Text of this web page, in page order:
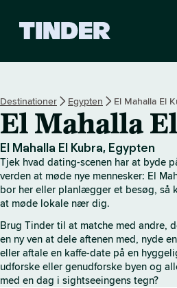
r
s
s
t
a
r
t
d
e
Destinationer Egypten El Mahalla El
El Mahalla
El Mahalla El Kubra, Egypten
Tjek hvad dating-scenen har at byde
verden at møde nye mennesker: El
bor her eller planlægger et besøg, så
at møde lokale nær dig.
Brug Tinder til at matche med andre,
en ny ven at dele aftenen med, nyde
eller aftale en kaffe-date på en
udforske eller genudforske byen og
med en dag i sightseeingens tegn?